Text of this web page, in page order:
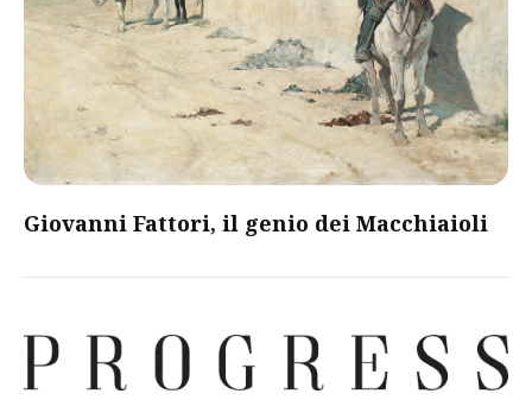
Giovanni Fattori, il genio dei Macchiaioli